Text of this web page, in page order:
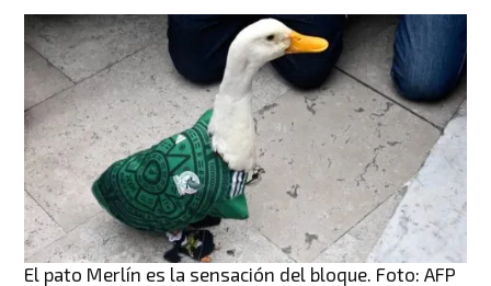
El pato Merlín es la sensación del bloque. Foto: AFP